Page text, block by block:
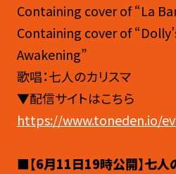
Containing cover of “La
Containing cover of
Awakening”
歌唱：七人のカリスマ
▼配信サイトはこちら
https://www.toneden.io/
■【6月11日19時公開】七人